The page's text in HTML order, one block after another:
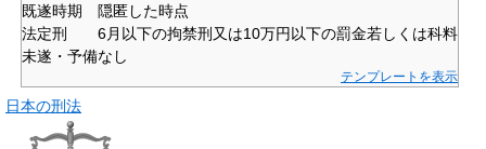
既遂時期
隠匿した時点
法定刑
6月以下の拘禁刑又は10万円以下の罰金若しくは科料
未遂・予備なし
テンプレートを表示
日本の刑法